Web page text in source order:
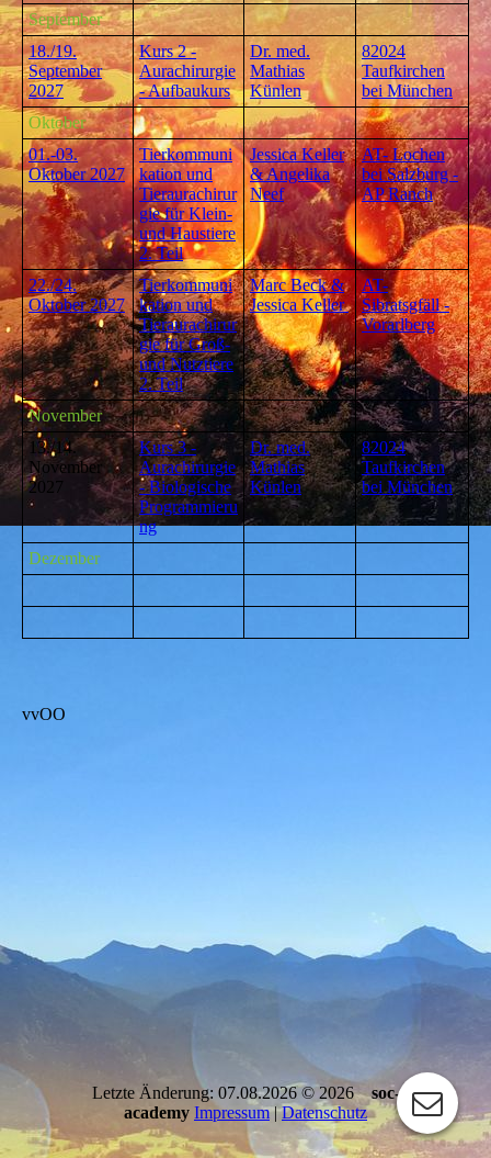
September
18./19.
September
2027
Kurs 2 -
Aurachirurgie
- Aufbaukurs
Dr. med.
Mathias
Künlen
82024
Taufkirchen
bei München
Oktober
01.-03.
Oktober 2027
Tierkommuni
kation und
Tieraurachirur
gie für Klein-
und Haustiere
2. Teil
Jessica Keller
& Angelika
Neef
AT- Lochen
bei Salzburg -
AP Ranch
22./24.
Oktober 2027
Tierkommuni
kation und
Tieraurachirur
gie für Groß-
und Nutztiere
2. Teil
Marc Beck &
Jessica Keller
AT-
Sibratsgfäll -
Vorarlberg
November
13./14.
November
2027
Kurs 3 -
Aurachirurgie
- Biologische
Programmieru
ng
Dr. med.
Mathias
Künlen
82024
Taufkirchen
bei München
Dezember
vvOO
Letzte Änderung: 07.08.2026 © 2026soc-
academy Impressum|Datenschutz